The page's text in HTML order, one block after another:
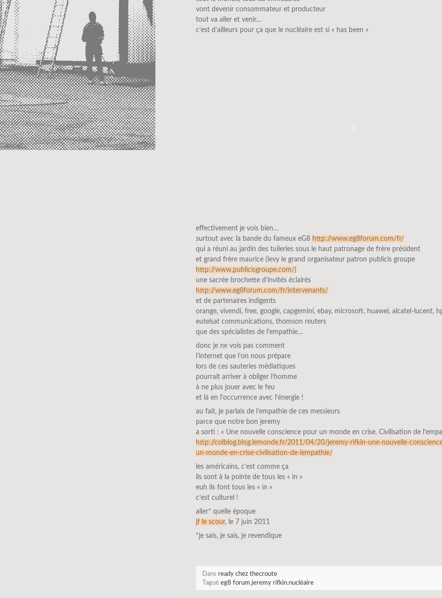
vont devenir consommateur et producteur
tout va aller et venir…
c’est d’ailleurs pour ça que le nucléaire est si « has been »
effectivement je vois bien…
surtout avec la bande du fameux eG8 http://www.eg8forum.com/fr/
qui a réuni au jardin des tuileries sous le haut patronage de frère président
et grand frère maurice (levy le grand organisateur patron publicis groupe
http://www.publicisgroupe.com/)
une sacrée brochette d’invités éclairés
http://www.eg8forum.com/fr/intervenants/
et de partenaires indigents
orange, vivendi, free, google, capgemini, ebay, microsoft, huawei, alcatel-lucent,
eutelsat communications, thomson reuters
que des spécialistes de l’empathie…
donc je ne vois pas comment
l’internet que l’on nous prépare
lors de ces sauteries médiatiques
pourrait arriver à obliger l’homme
à ne plus jouer avec le feu
et là en l’occurrence avec l’énergie !
au fait, je parlais de l’empathie de ces messieurs
parce que notre bon jeremy
a sorti : « Une nouvelle conscience pour un monde en crise. Civilisation de
http://colblog.blog.lemonde.fr/2011/04/20/jeremy-rifkin-une-nouvelle-
un-monde-en-crise-civilisation-de-lempathie/
les américains, c’est comme ça
ils sont à la pointe de tous les « in »
euh ils font tous les « in »
c’est culturel !
aller* quelle époque
jf le scour, le 7 juin 2011
*je sais, je sais, je revendique
Dans ready chez thecroute
Tagué eg8 forum,jeremy rifkin,nucléaire